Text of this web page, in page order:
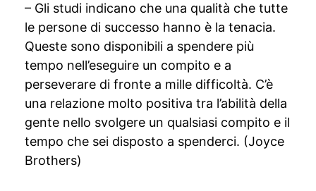
– Gli studi indicano che una qualità che tutte
le persone di successo hanno è la tenacia.
Queste sono disponibili a spendere più
tempo nell’eseguire un compito e a
perseverare di fronte a mille difficoltà. C’è
una relazione molto positiva tra l’abilità della
gente nello svolgere un qualsiasi compito e il
tempo che sei disposto a spenderci. (Joyce
Brothers)